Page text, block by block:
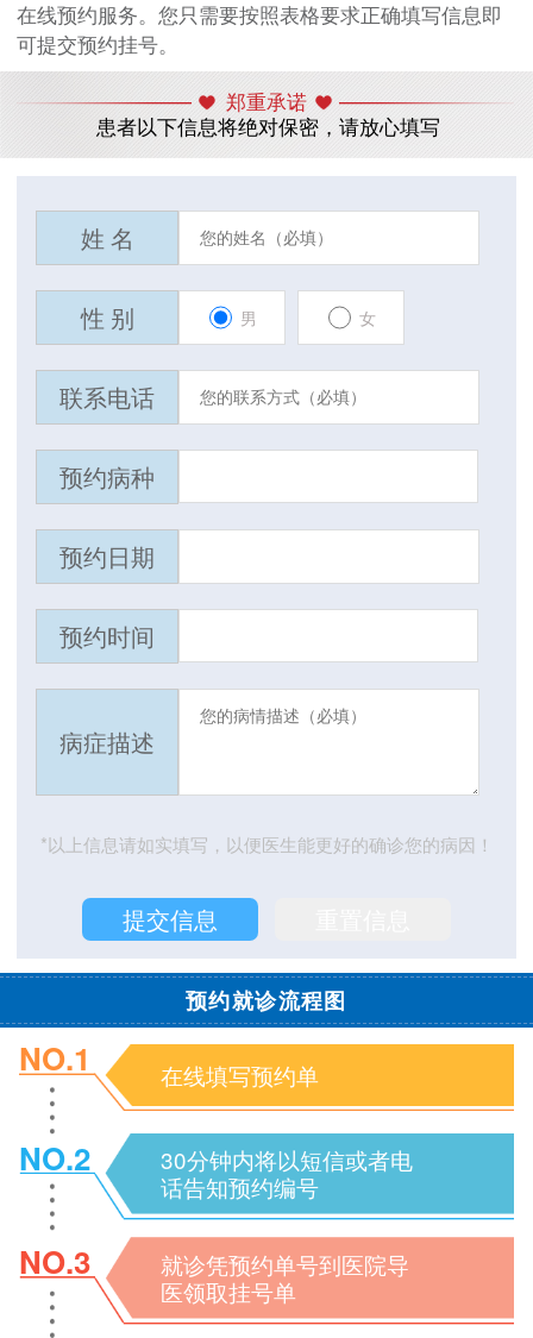
在线预约服务。您只需要按照表格要求正确填写信息即
可提交预约挂号。
郑重承诺
患者以下信息将绝对保密，请放心填写
姓 名
性 别 男 女
联系电话
预约病种
预约日期
预约时间
病症描述
*以上信息请如实填写，以便医生能更好的确诊您的病因！
预约就诊流程图
NO.1 在线填写预约单
NO.2
30分钟内将以短信或者电
话告知预约编号
NO.3
就诊凭预约单号到医院导
医领取挂号单